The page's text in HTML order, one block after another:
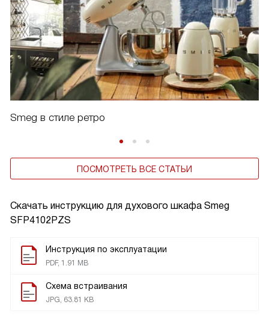
Скачать инструкцию для духового шкафа Smeg
SFP4102PZS
Инструкция по эксплуатации
PDF, 1.91 MB
Схема встраивания
JPG, 63.81 KB
Smeg в стиле ретро
ПОСМОТРЕТЬ ВСЕ СТАТЬИ